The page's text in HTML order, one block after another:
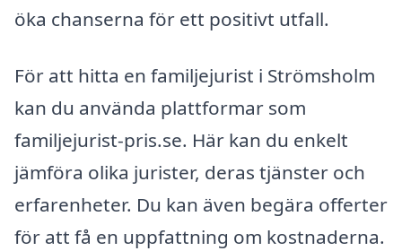
öka chanserna för ett positivt utfall.
För att hitta en familjejurist i Strömsholm
kan du använda plattformar som
familjejurist-pris.se. Här kan du enkelt
jämföra olika jurister, deras tjänster och
erfarenheter. Du kan även begära offerter
för att få en uppfattning om kostnaderna.